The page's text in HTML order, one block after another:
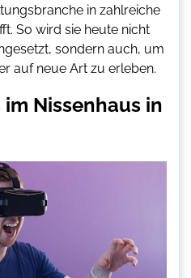
in zahlreiche
So wird sie heute nicht
sondern auch, um
auf neue Art zu erleben.
im Nissenhaus in